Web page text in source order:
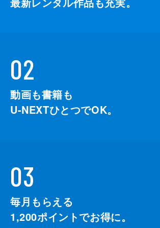
02
動画も書籍も
U-NEXTひとつでOK。
03
毎月もらえる
1,200ポイントでお得に。